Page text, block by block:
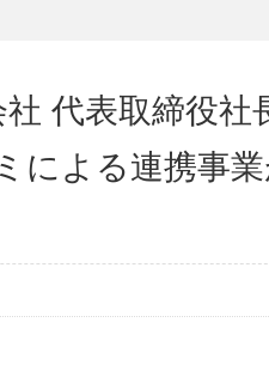
社 代表取締役
による連携事